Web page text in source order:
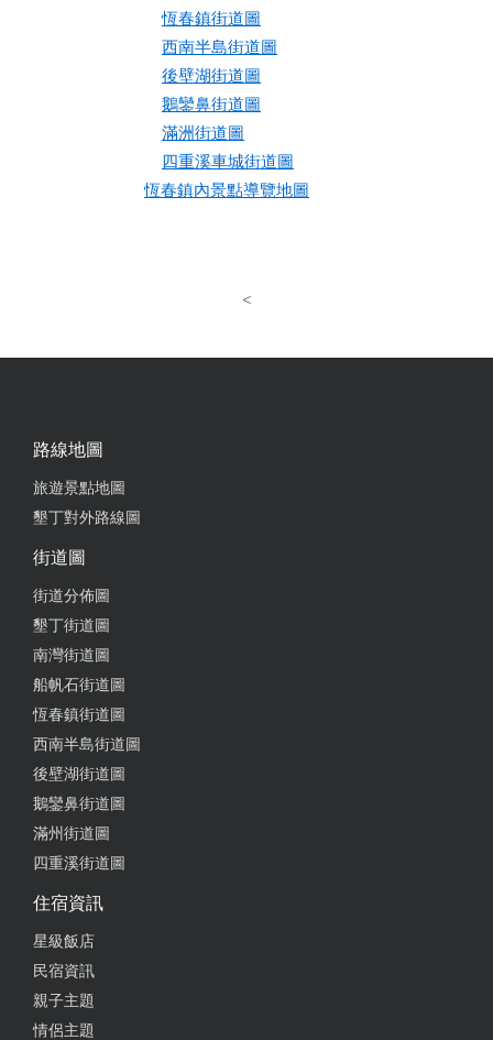
恆春鎮街道圖
西南半島街道圖
後壁湖街道圖
鵝鑾鼻街道圖
滿洲街道圖
四重溪車城街道圖
恆春鎮內景點導覽地圖
<
路線地圖
旅遊景點地圖
墾丁對外路線圖
街道圖
街道分佈圖
墾丁街道圖
南灣街道圖
船帆石街道圖
恆春鎮街道圖
西南半島街道圖
後壁湖街道圖
鵝鑾鼻街道圖
滿州街道圖
四重溪街道圖
住宿資訊
星級飯店
民宿資訊
親子主題
情侶主題